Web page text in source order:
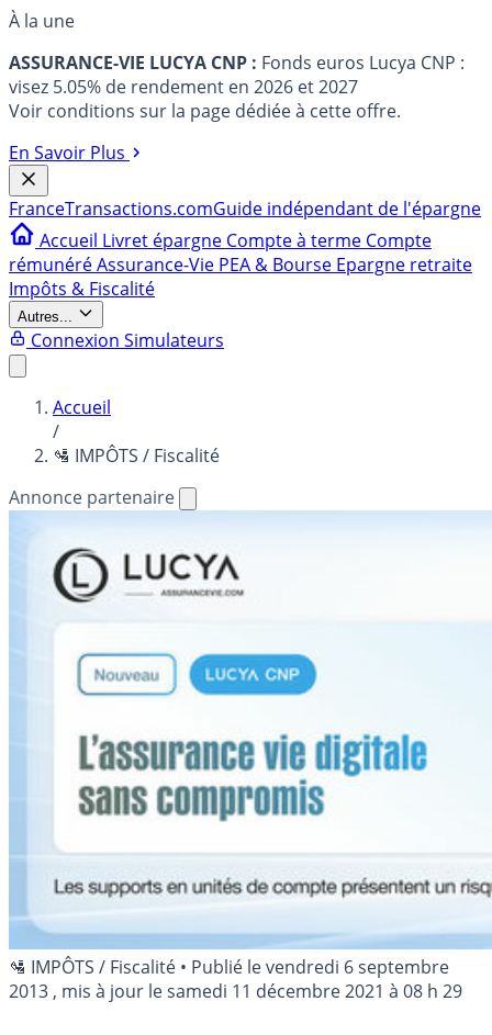
À la une
ASSURANCE-VIE LUCYA CNP : Fonds euros Lucya CNP :
visez 5.05% de rendement en 2026 et 2027
Voir conditions sur la page dédiée à cette offre.
En Savoir Plus
FranceTransactions.comGuide indépendant de l'épargne
Accueil Livret épargne Compte à terme Compte
rémunéréAssurance-Vie PEA & Bourse Epargne retraite
Impôts & Fiscalité
Autres...
Connexion Simulateurs
Accueil
/
🛂 IMPÔTS / Fiscalité
Annonce partenaire
🛂 IMPÔTS / Fiscalité • Publié levendredi 6 septembre
2013 , mis à jour lesamedi 11 décembre 2021 à 08 h 29